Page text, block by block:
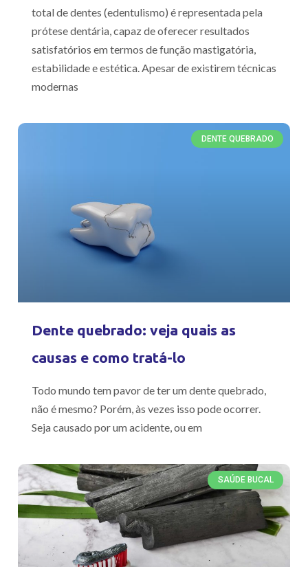
total de dentes (edentulismo) é representada pela
prótese dentária, capaz de oferecer resultados
satisfatórios em termos de função mastigatória,
estabilidade e estética. Apesar de existirem técnicas
modernas
DENTE QUEBRADO
Dente quebrado: veja quais as
causas e como tratá-lo
Todo mundo tem pavor de ter um dente quebrado,
não é mesmo? Porém, às vezes isso pode ocorrer.
Seja causado por um acidente, ou em
SAÚDE BUCAL